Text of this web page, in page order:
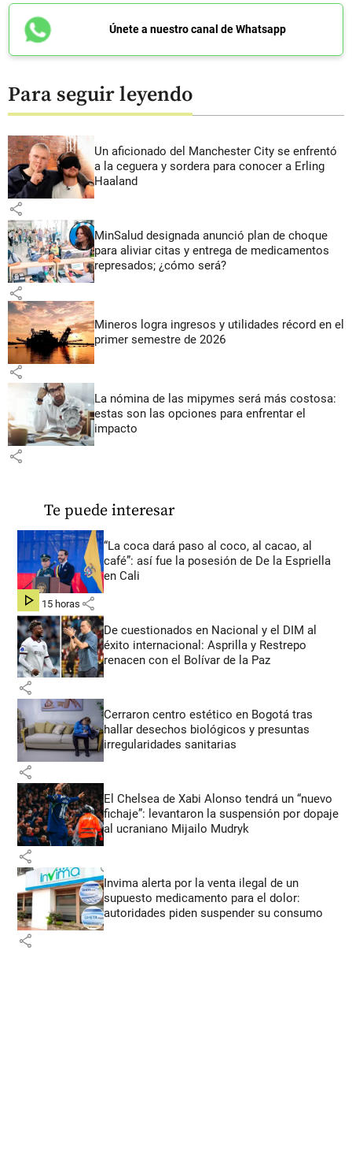
Únete a nuestro canal de Whatsapp
Para seguir leyendo
Un aficionado del Manchester City se enfrentó
a la ceguera y sordera para conocer a Erling
Haaland
share
MinSalud designada anunció plan de choque
para aliviar citas y entrega de medicamentos
represados; ¿cómo será?
share
Mineros logra ingresos y utilidades récord en el
primer semestre de 2026
share
La nómina de las mipymes será más costosa:
estas son las opciones para enfrentar el
impacto
share
Te puede interesar
“La coca dará paso al coco, al cacao, al
café”: así fue la posesión de De la Espriella
en Cali
hace 15 horas share
De cuestionados en Nacional y el DIM al
éxito internacional: Asprilla y Restrepo
renacen con el Bolívar de la Paz
share
Cerraron centro estético en Bogotá tras
hallar desechos biológicos y presuntas
irregularidades sanitarias
share
El Chelsea de Xabi Alonso tendrá un “nuevo
fichaje”: levantaron la suspensión por dopaje
al ucraniano Mijailo Mudryk
share
Invima alerta por la venta ilegal de un
supuesto medicamento para el dolor:
autoridades piden suspender su consumo
share